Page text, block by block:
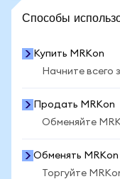
Способы
Купить MRKon
Начните всего
Продать MRKon
Обменяйте
Обменять MRKon
Торгуйте